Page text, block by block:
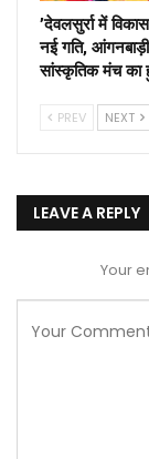
’देवलसुर्रा में
नई गति,
सांस्कृतिक मंच
PREV NEXT
LEAVE A REPLY
Your